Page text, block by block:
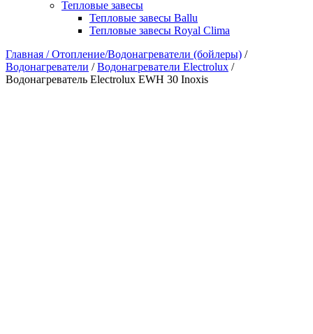
Тепловые завесы
Тепловые завесы Ballu
Тепловые завесы Royal Clima
Главная /Отопление/Водонагреватели (бойлеры) /
Водонагреватели /Водонагреватели Electrolux /
Водонагреватель Electrolux EWH 30 Inoxis